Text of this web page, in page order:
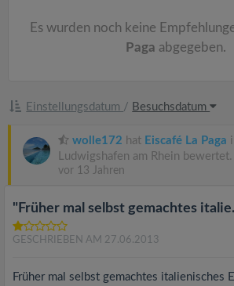
Es wurden noch keine
Paga abgegeben.
Einstellungsdatum / Besuchsdatum
wolle172 hat Eiscafé La Paga
Ludwigshafen am Rhein bewertet.
vor 13 Jahren
"Früher mal selbst gemachtes
GESCHRIEBEN AM 27.06.2013
Früher mal selbst gemachtes italienisches